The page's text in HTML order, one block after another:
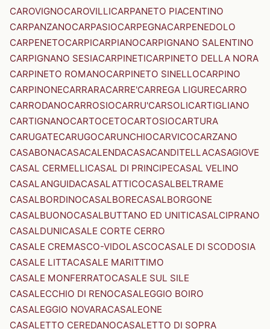
CAROVIGNOCAROVILLICARPANETO PIACENTINO
CARPANZANOCARPASIOCARPEGNACARPENEDOLO
CARPENETOCARPICARPIANOCARPIGNANO SALENTINO
CARPIGNANO SESIACARPINETICARPINETO DELLA NORA
CARPINETO ROMANOCARPINETO SINELLOCARPINO
CARPINONECARRARACARRE'CARREGA LIGURECARRO
CARRODANOCARROSIOCARRU'CARSOLICARTIGLIANO
CARTIGNANOCARTOCETOCARTOSIOCARTURA
CARUGATECARUGOCARUNCHIOCARVICOCARZANO
CASABONACASACALENDACASACANDITELLACASAGIOVE
CASAL CERMELLICASAL DI PRINCIPECASAL VELINO
CASALANGUIDACASALATTICOCASALBELTRAME
CASALBORDINOCASALBORECASALBORGONE
CASALBUONOCASALBUTTANO ED UNITICASALCIPRANO
CASALDUNICASALE CORTE CERRO
CASALE CREMASCO-VIDOLASCOCASALE DI SCODOSIA
CASALE LITTACASALE MARITTIMO
CASALE MONFERRATOCASALE SUL SILE
CASALECCHIO DI RENOCASALEGGIO BOIRO
CASALEGGIO NOVARACASALEONE
CASALETTO CEREDANOCASALETTO DI SOPRA